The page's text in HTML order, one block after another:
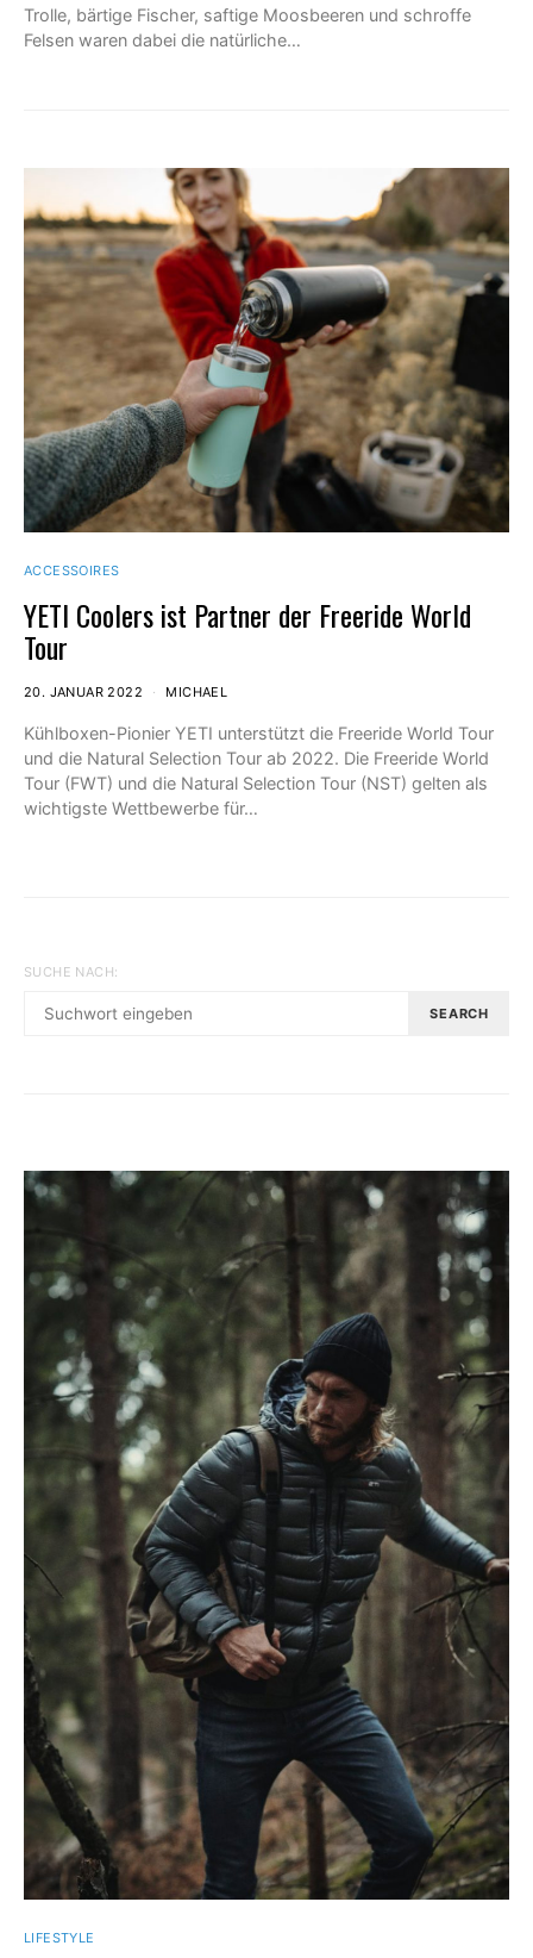
Trolle, bärtige Fischer, saftige Moosbeeren und schroffe
Felsen waren dabei die natürliche…
ACCESSOIRES
YETI Coolers ist Partner der Freeride World
Tour
20. JANUAR 2022 MICHAEL
Kühlboxen-Pionier YETI unterstützt die Freeride World Tour
und die Natural Selection Tour ab 2022. Die Freeride World
Tour (FWT) und die Natural Selection Tour (NST) gelten als
wichtigste Wettbewerbe für…
SUCHE NACH:
SEARCH
LIFESTYLE